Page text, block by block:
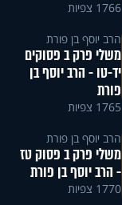
1766 צפיות
הרב יוסף בן פורת
משלי פרק ב פסוקים
יד-טו - הרב יוסף בן
פורת
1765 צפיות
הרב יוסף בן פורת
משלי פרק ב פסוק טז
- הרב יוסף בן פורת
1770 צפיות